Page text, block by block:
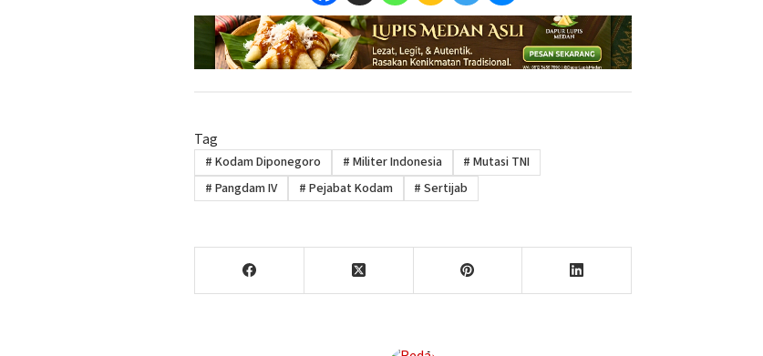
Tag
# Kodam Diponegoro # Militer Indonesia # Mutasi TNI
# Pangdam IV # Pejabat Kodam # Sertijab